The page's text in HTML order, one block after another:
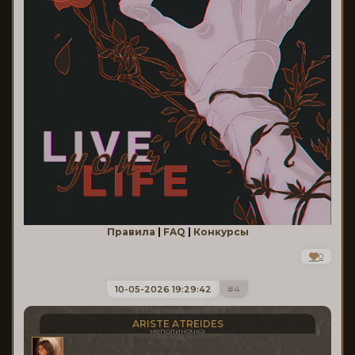
Правила FAQ Конкурсы
0
4
10-05-2026 19:29:42
ARISTE ATREIDES
неполиночка